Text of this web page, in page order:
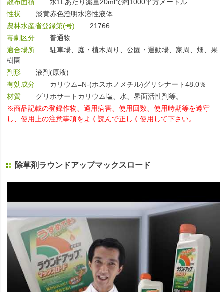
散布面積
水1Lあたり薬量20mlで約1000平方メートル
性状
淡黄赤色澄明水溶性液体
農林水産省登録第(号)
21766
毒劇区分
普通物
適合場所
駐車場、庭・植木周り、公園・運動場、家周、畑、果
樹園
剤形
液剤(原液)
有効成分
カリウム=N-(ホスホノメチル)グリシナート48.0％
材質
グリホサートカリウム塩、水、界面活性剤等。
※商品記載の登録作物、適用病害、使用回数、使用時期等を遵守
し、使用上の注意事項をよく読んで正しく使用して下さい。
除草剤ラウンドアップマックスロード